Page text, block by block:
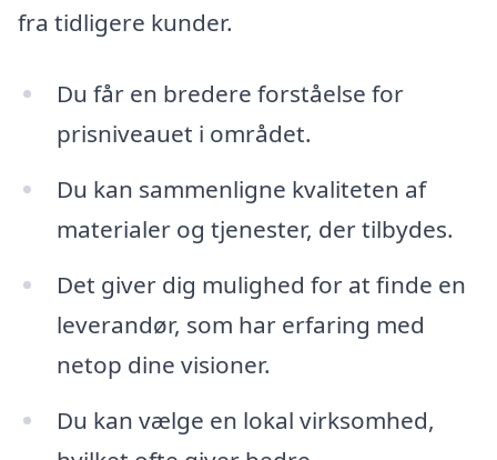
fra tidligere kunder.
Du får en bredere forståelse for
prisniveauet i området.
Du kan sammenligne kvaliteten af
materialer og tjenester, der tilbydes.
Det giver dig mulighed for at finde en
leverandør, som har erfaring med
netop dine visioner.
Du kan vælge en lokal virksomhed,